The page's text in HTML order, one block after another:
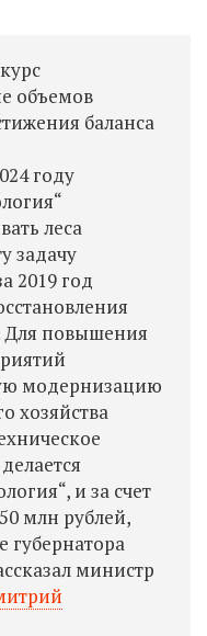
объемов
баланса
году
леса
задачу
2019 год
Для повышения
модернизацию
хозяйства
и за счет
млн рублей,
министр